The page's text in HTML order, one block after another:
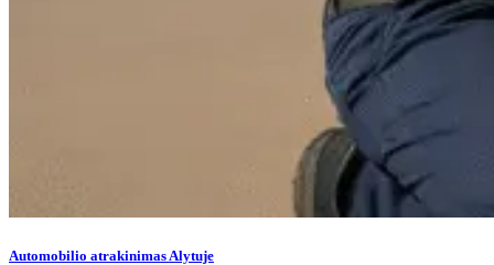
Automobilio atrakinimas Alytuje